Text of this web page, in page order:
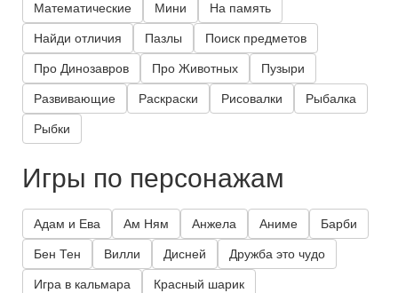
Математические Мини На память
Найди отличия Пазлы Поиск предметов
Про Динозавров Про Животных Пузыри
Развивающие Раскраски Рисовалки Рыбалка
Рыбки
Игры по персонажам
Адам и Ева Ам Ням Анжела Аниме Барби
Бен Тен Вилли Дисней Дружба это чудо
Игра в кальмара Красный шарик